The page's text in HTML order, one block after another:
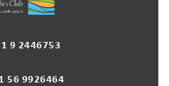
9 2446753
56 9926464